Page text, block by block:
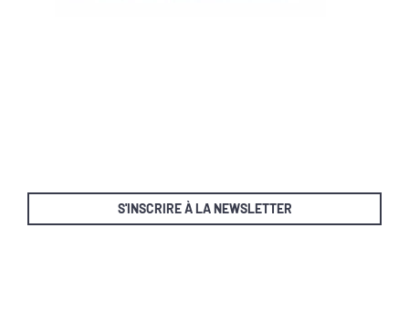
S'INSCRIRE À LA NEWSLETTER